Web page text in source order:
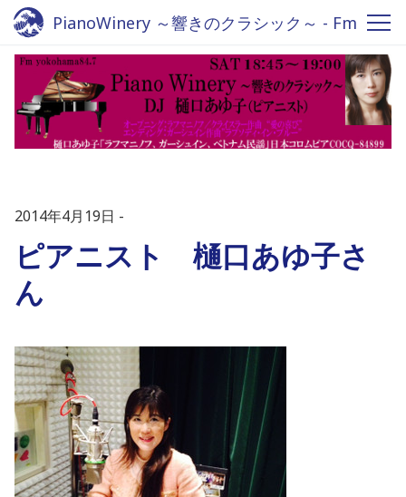
PianoWinery ～響きのクラシック～ - Fm
yokohama 84.7
2014年4月19日
ピアニスト 樋口あゆ子さ
ん